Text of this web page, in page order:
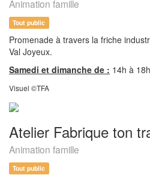
Animation famille
Tout public
Promenade à travers la friche
Val Joyeux.
Samedi et dimanche de : 14h à
Visuel ©TFA
Atelier Fabrique ton
Animation famille
Tout public